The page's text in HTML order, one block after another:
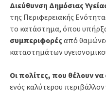
Διεύθυνση Δημόσιας
της Περιφερειακής
το κατάστημα, όπου
συμπεριφορές από
καταστημάτων
Οι πολίτες, που θέλουν
ενός καλύτερου